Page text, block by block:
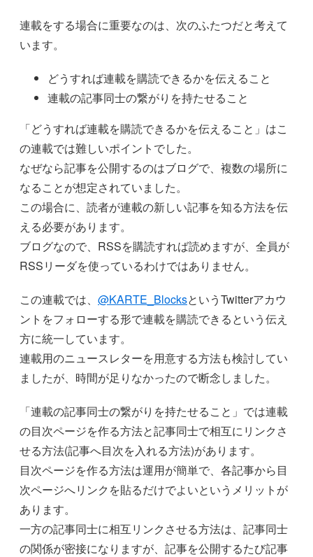
連載をする場合に重要なのは、次のふたつだと考えて
います。
どうすれば連載を購読できるかを伝えること
連載の記事同士の繋がりを持たせること
「どうすれば連載を購読できるかを伝えること」はこ
の連載では難しいポイントでした。
なぜなら記事を公開するのはブログで、複数の場所に
なることが想定されていました。
この場合に、読者が連載の新しい記事を知る方法を伝
える必要があります。
ブログなので、RSSを購読すれば読めますが、全員が
RSSリーダを使っているわけではありません。
この連載では、 @KARTE_BlocksというTwitterアカウ
ントをフォローする形で連載を購読できるという伝え
方に統一しています。
連載用のニュースレターを用意する方法も検討してい
ましたが、時間が足りなかったので断念しました。
「連載の記事同士の繋がりを持たせること」では連載
の目次ページを作る方法と記事同士で相互にリンクさ
せる方法(記事へ目次を入れる方法)があります。
目次ページを作る方法は運用が簡単で、各記事から目
次ページへリンクを貼るだけでよいというメリットが
あります。
一方の記事同士に相互リンクさせる方法は、記事同士
の関係が密接になりますが、記事を公開するたび記事